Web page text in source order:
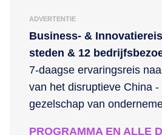
ADVERTENTIE
Business- &
steden & 12
7-daagse ervaringsreis
van het disruptieve China
gezelschap van
PROGRAMMA EN ALLE